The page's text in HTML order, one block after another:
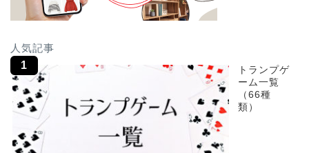
人気記事
トランプゲ
ーム一覧
（66種
類）